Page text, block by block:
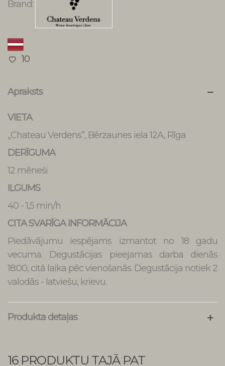
Brand:
10
Apraksts
VIETA
„Chateau Verdens”, Bērzaunes iela 12A, Rīga
DERĪGUMA
12 mēneši
ILGUMS
40 - 1,5 min/h
CITA SVARĪGA INFORMĀCIJA
Piedāvājumu iespējams izmantot no 18 gadu
vecuma. Degustācijas pieejamas darba dienās
18:00, citā laika pēc vienošanās. Degustācija notiek 2
valodās - latviešu, krievu.
Produkta detaļas
16 PRODUKTU TAJĀ PAT